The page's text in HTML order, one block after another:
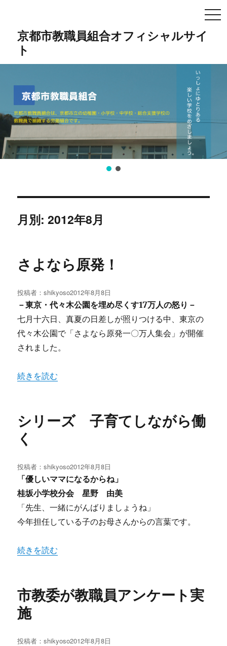
京都市教職員組合オフィシャルサイ
ト
月別: 2012年8月
さよなら原発！
投稿者：shikyoso投
稿
日:
2012年8月8日
－東京・代々木公園を埋め尽くす17万人の怒り－
七月十六日、真夏の日差しが照りつける中、東京の
代々木公園で「さよなら原発一〇万人集会」が開催
されました。
“さよなら原発！” の
続きを読む
シリーズ 子育てしながら働
く
投稿者：shikyoso投
稿
日:
2012年8月8日
「優しいママになるからね」
桂坂小学校分会 星野 由美
「先生、一緒にがんばりましょうね」
今年担任している子のお母さんからの言葉です。
“シリーズ 子育てしながら働く” の
続きを読む
市教委が教職員アンケート実
施
投稿者：shikyoso投
2012年8月8日